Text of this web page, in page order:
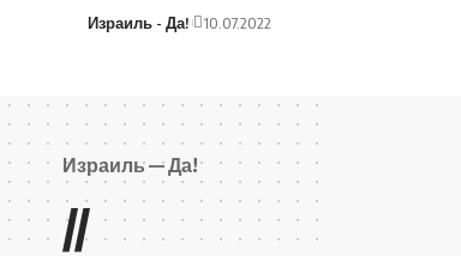
Израиль - Да! 10.07.2022
Израиль — Да!
//